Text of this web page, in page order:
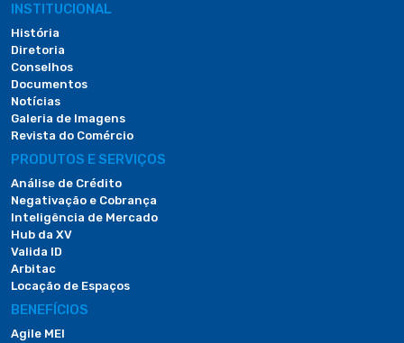
INSTITUCIONAL
História
Diretoria
Conselhos
Documentos
Notícias
Galeria de Imagens
Revista do Comércio
PRODUTOS E SERVIÇOS
Análise de Crédito
Negativação e Cobrança
Inteligência de Mercado
Hub da XV
Valida ID
Arbitac
Locação de Espaços
BENEFÍCIOS
Agile MEI